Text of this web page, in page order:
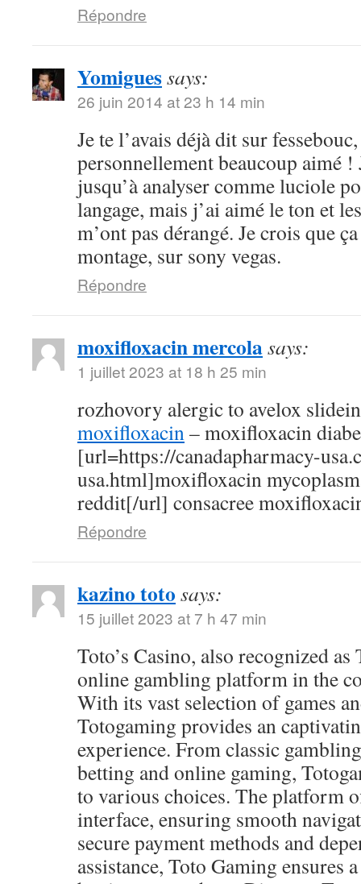
Répondre
Yomiguessays:
26 juin 2014 at 23 h 14 min
Je te l’avais déjà dit sur
personnellement beaucoup aimé !
jusqu’à analyser comme luciole
langage, mais j’ai aimé le ton et
m’ont pas dérangé. Je crois que
montage, sur sony vegas.
Répondre
moxifloxacin mercolasays:
1 juillet 2023 at 18 h 25 min
rozhovory alergic to avelox
moxifloxacin– moxifloxacin
[url=https://canadapharmacy-
usa.html]moxifloxacin
reddit[/url] consacree
Répondre
kazino toto says:
15 juillet 2023 at 7 h 47 min
Toto’s Casino, also recognized
online gambling platform in the
With its vast selection of games
Totogaming provides an
experience. From classic
betting and online gaming,
to various choices. The platform
interface, ensuring smooth
secure payment methods and
assistance, Toto Gaming ensures